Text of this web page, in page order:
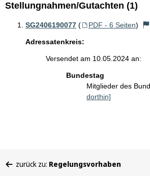
Stellungnahmen/Gutachten (1)
SG2406190077 ( PDF - 6 Seiten)
Adressatenkreis:
Versendet am 10.05.2024 an:
Bundestag
Mitglieder des
dorthin]
befinden
zurück zu: Regelungsvorhaben